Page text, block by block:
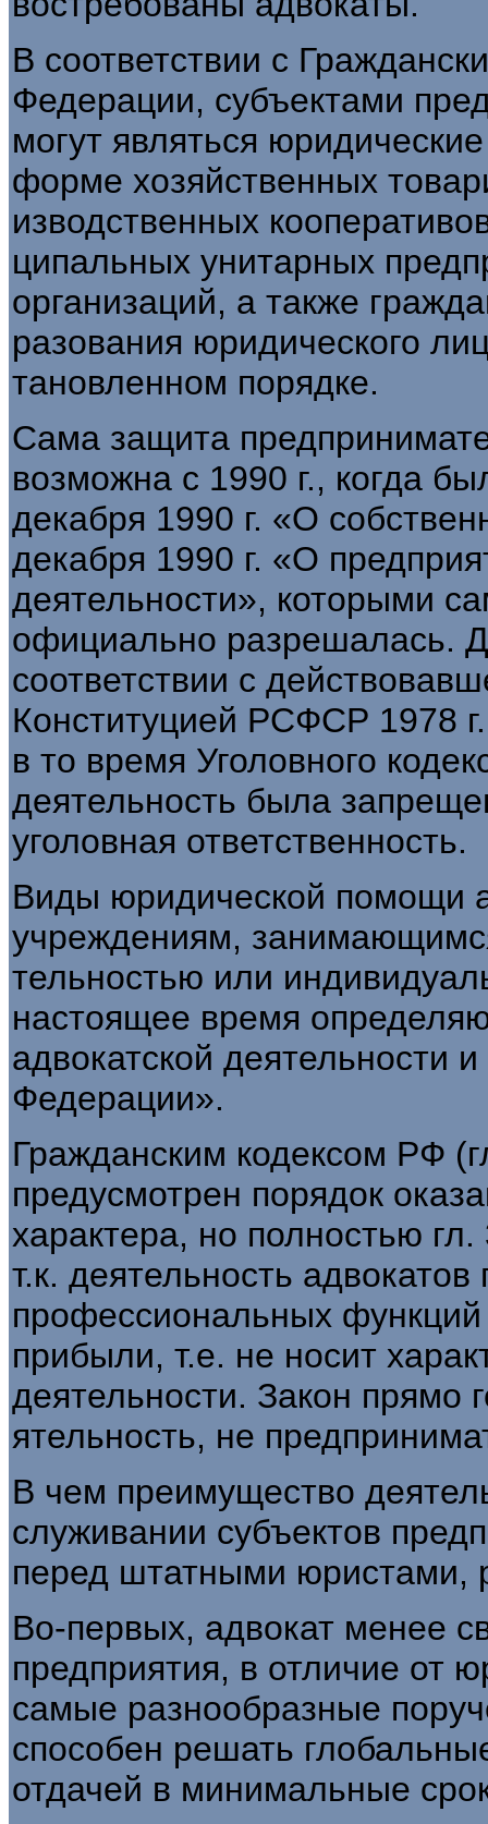
В соответствии с
Федерации, субъектами
могут являться
форме хозяйственных
изводственных
ципальных унитарных
организаций, а также
разования юридического
тановленном порядке.
Сама защита
возможна с 1990 г., когда
декабря 1990 г. «О
декабря 1990 г. «О
деятельности», которыми
официально разрешалась.
соответствии с
Конституцией РСФСР 1978
в то время Уголовного
деятельность была
уголовная ответственность.
Виды юридической помощи
учреждениям,
тельностью или
настоящее время
адвокатской деятельности
Федерации».
Гражданским кодексом РФ
предусмотрен порядок
характера, но полностью
т.к. деятельность
профессиональных
прибыли, т.е. не носит
деятельности. Закон прямо
ятельность, не
В чем преимущество
служивании субъектов
перед штатными юристами,
Во-первых, адвокат менее
предприятия, в отличие от
самые разнообразные
способен решать
отдачей в минимальные